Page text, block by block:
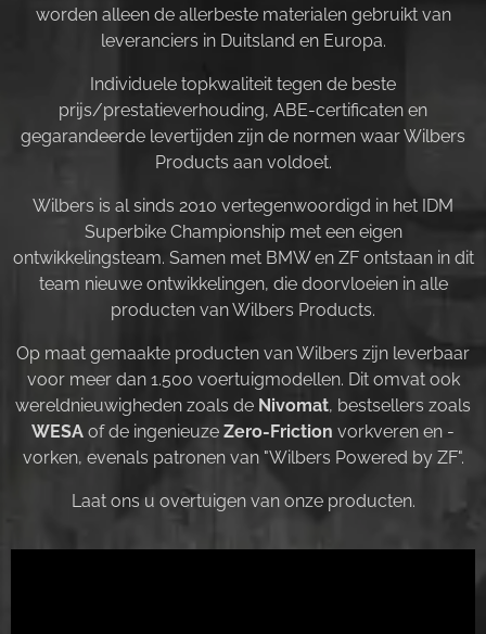
worden alleen de allerbeste materialen gebruikt van
leveranciers in Duitsland en Europa.
Individuele topkwaliteit tegen de beste
prijs/prestatieverhouding, ABE-certificaten en
gegarandeerde levertijden zijn de normen waar Wilbers
Products aan voldoet.
Wilbers is al sinds 2010 vertegenwoordigd in het IDM
Superbike Championship met een eigen
ontwikkelingsteam. Samen met BMW en ZF ontstaan in dit
team nieuwe ontwikkelingen, die doorvloeien in alle
producten van Wilbers Products.
Op maat gemaakte producten van Wilbers zijn leverbaar
voor meer dan 1.500 voertuigmodellen. Dit omvat ook
wereldnieuwigheden zoals de Nivomat, bestsellers zoals
WESA of de ingenieuze Zero-Friction vorkveren en -
vorken, evenals patronen van "Wilbers Powered by ZF".
Laat ons u overtuigen van onze producten.